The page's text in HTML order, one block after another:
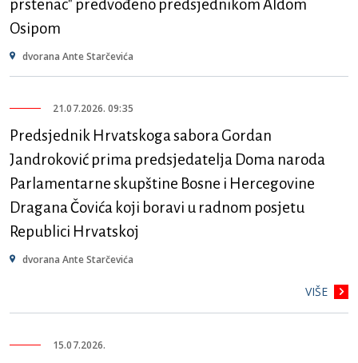
prstenac" predvođeno predsjednikom Aldom
Osipom
dvorana Ante Starčevića
21.07.2026. 09:35
Predsjednik Hrvatskoga sabora Gordan
Jandroković prima predsjedatelja Doma naroda
Parlamentarne skupštine Bosne i Hercegovine
Dragana Čovića koji boravi u radnom posjetu
Republici Hrvatskoj
dvorana Ante Starčevića
VIŠE
15.07.2026.